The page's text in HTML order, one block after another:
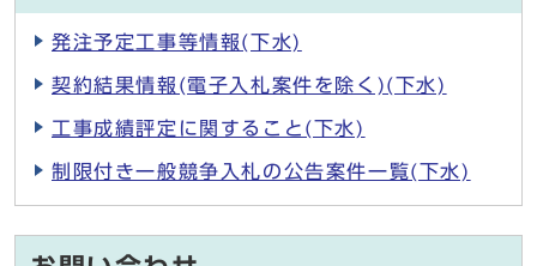
発注予定工事等情報(下水)
契約結果情報(電子入札案件を除く)(下水)
工事成績評定に関すること(下水)
制限付き一般競争入札の公告案件一覧(下水)